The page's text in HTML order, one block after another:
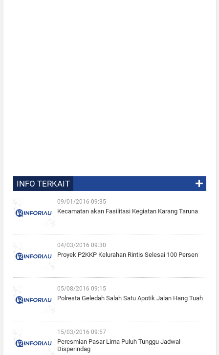
INFO TERKAIT
09/01/2016 09:35
Kecamatan akan Fasilitasi Kegiatan Karang Taruna
04/03/2016 09:30
Proyek P2KKP Kelurahan Rintis Selesai 100 Persen
05/08/2016 09:15
Polresta Geledah Salah Satu Apotik Jalan Hang Tuah
15/03/2016 09:57
Peresmian Pasar Lima Puluh Tunggu Jadwal
Disperindag